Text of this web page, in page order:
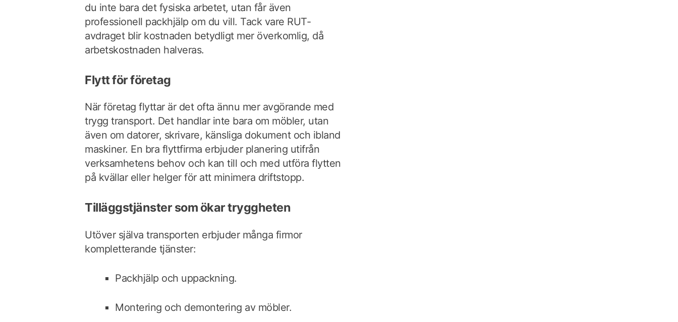
du inte bara det fysiska arbetet, utan får även
professionell packhjälp om du vill. Tack vare RUT-
avdraget blir kostnaden betydligt mer överkomlig, då
arbetskostnaden halveras.
Flytt för företag
När företag flyttar är det ofta ännu mer avgörande med
trygg transport. Det handlar inte bara om möbler, utan
även om datorer, skrivare, känsliga dokument och ibland
maskiner. En bra flyttfirma erbjuder planering utifrån
verksamhetens behov och kan till och med utföra flytten
på kvällar eller helger för att minimera driftstopp.
Tilläggstjänster som ökar tryggheten
Utöver själva transporten erbjuder många firmor
kompletterande tjänster:
Packhjälp och uppackning.
Montering och demontering av möbler.